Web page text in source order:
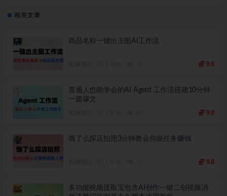
相关文章
商品名称一键出主图AI工作流
9.8
普通人也能学会的AI Agent 工作流搭建10分钟
一篇爆文
9.8
饿了么探店拍照3分钟教会你做任务赚钱
9.8
多功能视频提取宝包含AI创作一键二创视频消